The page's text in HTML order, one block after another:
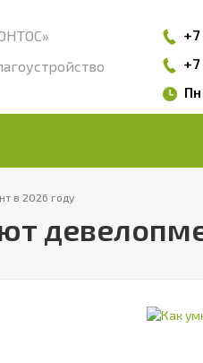
в 2026 году